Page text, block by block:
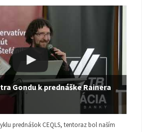
Gondu k prednáške Rainera
prednášok CEQLS, tentoraz bol naším